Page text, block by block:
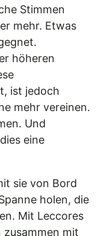
Stimmen
mehr. Etwas
höheren
ist jedoch
mehr vereinen.
Und
eine
sie von Bord
holen, die
Mit Leccores
zusammen mit